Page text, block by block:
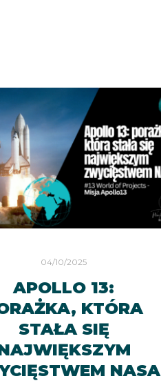
04/10/2025
APOLLO 13:
KTÓRA
STAŁA SIĘ
NASA